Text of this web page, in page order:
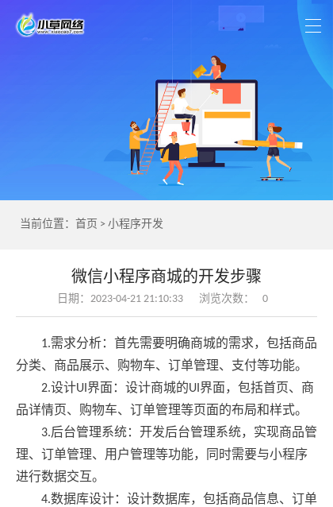
当前位置： 首页 >小程序开发
微信小程序商城的开发步骤
日期：2023-04-21 21:10:33 浏览次数： 0
1.需求分析：首先需要明确商城的需求，包括商品
分类、商品展示、购物车、订单管理、支付等功能。
2.设计UI界面：设计商城的UI界面，包括首页、商
品详情页、购物车、订单管理等页面的布局和样式。
3.后台管理系统：开发后台管理系统，实现商品管
理、订单管理、用户管理等功能，同时需要与小程序
进行数据交互。
4.数据库设计：设计数据库，包括商品信息、订单